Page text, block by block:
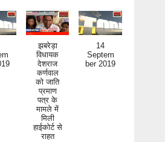
झबरेड़ा
विधायक
देशराज
कर्णवाल
को जाति
प्रमाण
पत्र के
मामले में
मिली
हाईकोर्ट से
राहत
14
Septem
ber 2019